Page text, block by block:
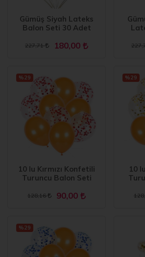
Gümüş Siyah Lateks
Balon Seti 30 Adet
227,71 180,00
10 lu Kırmızı Konfetili
Turuncu Balon Seti
128,16 90,00
%29
10
%29
%29